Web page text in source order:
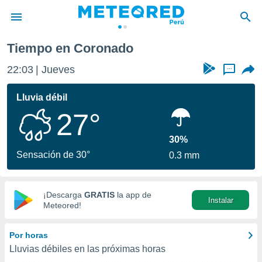
de
ha sido
para
que se
calidad.
a este
las
y
digital
basada
Tiempo en Coronado
22:03 Jueves ...
Lluvia débil
27°
Sensación de 30°
30%
0.3 mm
¡Descarga GRATIS la app de
Meteored!
Instalar
Por horas
Lluvias débiles en las próximas horas